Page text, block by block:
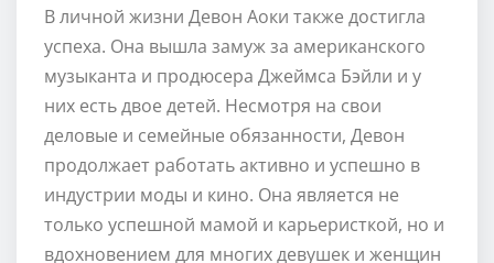
В личной жизни Девон Аоки также достигла
успеха. Она вышла замуж за американского
музыканта и продюсера Джеймса Бэйли и у
них есть двое детей. Несмотря на свои
деловые и семейные обязанности, Девон
продолжает работать активно и успешно в
индустрии моды и кино. Она является не
только успешной мамой и карьеристкой, но и
вдохновением для многих девушек и женщин